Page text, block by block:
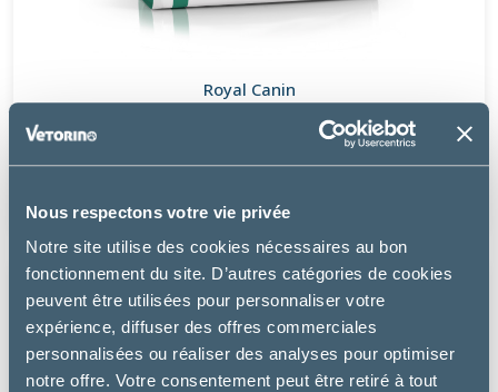
Nous respectons votre vie privée
Notre site utilise des cookies nécessaires au bon
fonctionnement du site. D’autres catégories de cookies
peuvent être utilisées pour personnaliser votre
expérience, diffuser des offres commerciales
personnalisées ou réaliser des analyses pour optimiser
notre offre. Votre consentement peut être retiré à tout
Royal Canin
20.99€